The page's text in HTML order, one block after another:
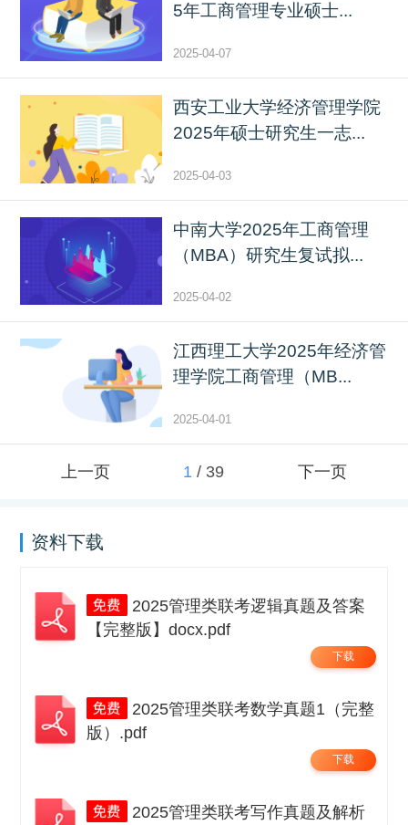
5年工商管理专业硕士...
2025-04-07
西安工业大学经济管理学院
2025年硕士研究生一志...
2025-04-03
中南大学2025年工商管理
（MBA）研究生复试拟...
2025-04-02
江西理工大学2025年经济管
理学院工商管理（MB...
2025-04-01
上一页 1 / 39 下一页
资料下载
2025管理类联考逻辑真题及答案
【完整版】docx.pdf
下载
2025管理类联考数学真题1（完整
版）.pdf
下载
2025管理类联考写作真题及解析